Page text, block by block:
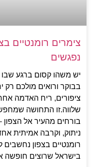
צימרים רומנטיים
נפגשים
יש משהו קסום ברגע
בבוקר ורואים מולכם רק
ציפורים, ריח האדמה
שלווה.זו התחושה
בורחים מהעיר אל
ניתוק, וקרבה אמיתית
רומנטיים בצפון
בישראל שרוצים חופשה